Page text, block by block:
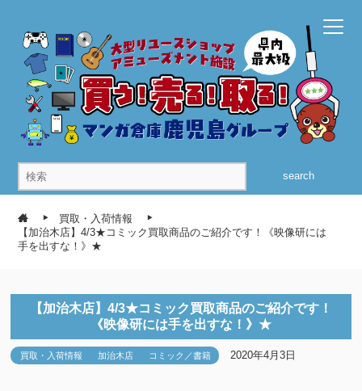
search
買取・入荷情報
【加治木店】4/3★コミック買取商品のご紹介です！《映像研には
手を出すな！》★
【加治木店】4/3★コミック買取商品のご紹介です！
《映像研には手を出すな！》★
買取・入荷情報 加治木店 コミック／書籍 2020年4月3日